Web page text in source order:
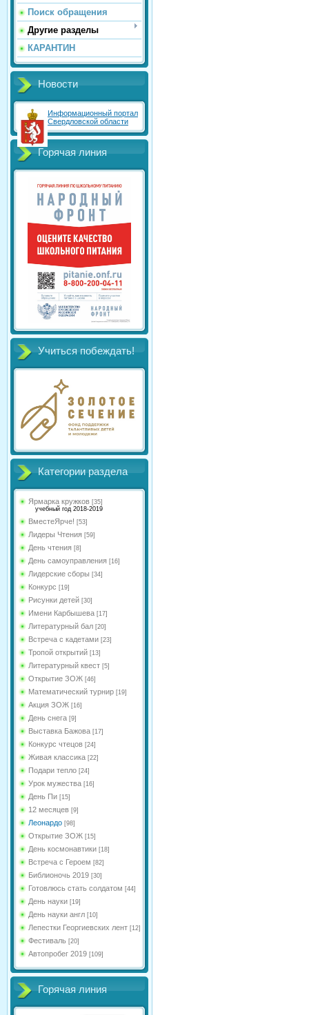
Поиск обращения
Другие разделы
КАРАНТИН
Новости
Информационный портал
Свердловской области
Горячая линия
Учиться побеждать!
Категории раздела
Ярмарка кружков [35]
учебный год 2018-2019
ВместеЯрче! [53]
Лидеры Чтения [59]
День чтения [8]
День самоуправления [16]
Лидерские сборы [34]
Конкурс [19]
Рисунки детей [30]
Имени Карбышева [17]
Литературный бал [20]
Встреча с кадетами [23]
Тропой открытий [13]
Литературный квест [5]
Открытие ЗОЖ [46]
Математический турнир [19]
Акция ЗОЖ [16]
День снега [9]
Выставка Бажова [17]
Конкурс чтецов [24]
Живая классика [22]
Подари тепло [24]
Урок мужества [16]
День Пи [15]
12 месяцев [9]
Леонардо [98]
Открытие ЗОЖ [15]
День космонавтики [18]
Встреча с Героем [82]
Библионочь 2019 [30]
Готовлюсь стать солдатом [44]
День науки [19]
День науки англ [10]
Лепестки Георгиевских лент [12]
Фестиваль [20]
Автопробег 2019 [109]
Горячая линия